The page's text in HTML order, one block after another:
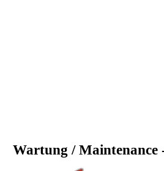
Wartung / Maintenance